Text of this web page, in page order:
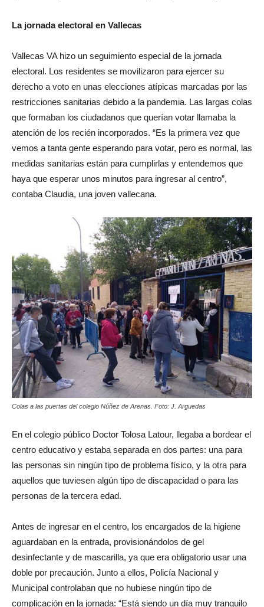
La jornada electoral en Vallecas
Vallecas VA hizo un seguimiento especial de la jornada
electoral. Los residentes se movilizaron para ejercer su
derecho a voto en unas elecciones atípicas marcadas por las
restricciones sanitarias debido a la pandemia. Las largas colas
que formaban los ciudadanos que querían votar llamaba la
atención de los recién incorporados. “Es la primera vez que
vemos a tanta gente esperando para votar, pero es normal, las
medidas sanitarias están para cumplirlas y entendemos que
haya que esperar unos minutos para ingresar al centro”,
contaba Claudia, una joven vallecana.
Colas a las puertas del colegio Núñez de Arenas. Foto: J. Arguedas
En el colegio público Doctor Tolosa Latour, llegaba a bordear el
centro educativo y estaba separada en dos partes: una para
las personas sin ningún tipo de problema físico, y la otra para
aquellos que tuviesen algún tipo de discapacidad o para las
personas de la tercera edad.
Antes de ingresar en el centro, los encargados de la higiene
aguardaban en la entrada, provisionándolos de gel
desinfectante y de mascarilla, ya que era obligatorio usar una
doble por precaución. Junto a ellos, Policía Nacional y
Municipal controlaban que no hubiese ningún tipo de
complicación en la jornada: “Está siendo un día muy tranquilo